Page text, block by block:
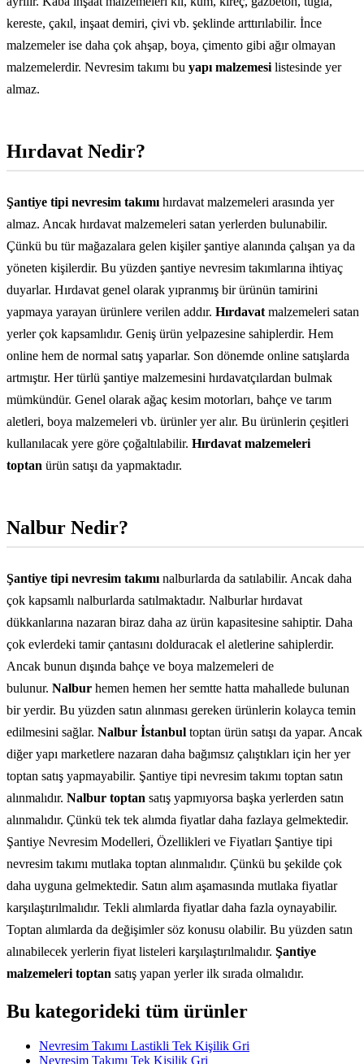
kereste, çakıl, inşaat demiri, çivi vb. şeklinde arttırılabilir. İnce
malzemeler ise daha çok ahşap, boya, çimento gibi ağır olmayan
malzemelerdir. Nevresim takımı bu yapı malzemesi listesinde yer
almaz.
Hırdavat Nedir?
Şantiye tipi nevresim takımı hırdavat malzemeleri arasında yer
almaz. Ancak hırdavat malzemeleri satan yerlerden bulunabilir.
Çünkü bu tür mağazalara gelen kişiler şantiye alanında çalışan ya da
yöneten kişilerdir. Bu yüzden şantiye nevresim takımlarına ihtiyaç
duyarlar. Hırdavat genel olarak yıpranmış bir ürünün tamirini
yapmaya yarayan ürünlere verilen addır. Hırdavat malzemeleri satan
yerler çok kapsamlıdır. Geniş ürün yelpazesine sahiplerdir. Hem
online hem de normal satış yaparlar. Son dönemde online satışlarda
artmıştır. Her türlü şantiye malzemesini hırdavatçılardan bulmak
mümkündür. Genel olarak ağaç kesim motorları, bahçe ve tarım
aletleri, boya malzemeleri vb. ürünler yer alır. Bu ürünlerin çeşitleri
kullanılacak yere göre çoğaltılabilir. Hırdavat malzemeleri
toptan ürün satışı da yapmaktadır.
Nalbur Nedir?
Şantiye tipi nevresim takımı nalburlarda da satılabilir. Ancak daha
çok kapsamlı nalburlarda satılmaktadır. Nalburlar hırdavat
dükkanlarına nazaran biraz daha az ürün kapasitesine sahiptir. Daha
çok evlerdeki tamir çantasını dolduracak el aletlerine sahiplerdir.
Ancak bunun dışında bahçe ve boya malzemeleri de
bulunur. Nalbur hemen hemen her semtte hatta mahallede bulunan
bir yerdir. Bu yüzden satın alınması gereken ürünlerin kolayca temin
edilmesini sağlar. Nalbur İstanbul toptan ürün satışı da yapar. Ancak
diğer yapı marketlere nazaran daha bağımsız çalıştıkları için her yer
toptan satış yapmayabilir. Şantiye tipi nevresim takımı toptan satın
alınmalıdır. Nalbur toptan satış yapmıyorsa başka yerlerden satın
alınmalıdır. Çünkü tek tek alımda fiyatlar daha fazlaya gelmektedir.
Şantiye Nevresim Modelleri, Özellikleri ve Fiyatları Şantiye tipi
nevresim takımı mutlaka toptan alınmalıdır. Çünkü bu şekilde çok
daha uyguna gelmektedir. Satın alım aşamasında mutlaka fiyatlar
karşılaştırılmalıdır. Tekli alımlarda fiyatlar daha fazla oynayabilir.
Toptan alımlarda da değişimler söz konusu olabilir. Bu yüzden satın
alınabilecek yerlerin fiyat listeleri karşılaştırılmalıdır. Şantiye
malzemeleri toptan satış yapan yerler ilk sırada olmalıdır.
Bu kategorideki tüm ürünler
Nevresim Takımı Lastikli Tek Kişilik Gri
Nevresim Takımı Tek Kişilik Gri